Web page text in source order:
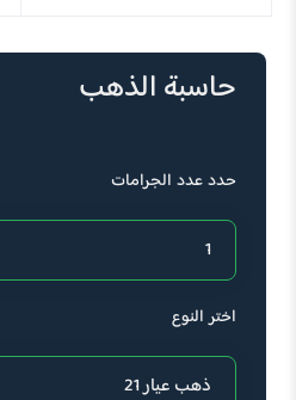
حاسبة الذهب
حدد عدد الجرامات
اختر النوع